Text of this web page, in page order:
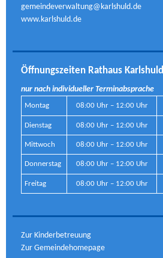
gemeindeverwaltung@karlshuld.de
www.karlshuld.de
Öffnungszeiten Rathaus Karlshuld
nur nach individueller Terminabsprache
Montag 08:00 Uhr – 12:00 Uhr
Dienstag 08:00 Uhr – 12:00 Uhr
Mittwoch 08:00 Uhr – 12:00 Uhr
Donnerstag 08:00 Uhr – 12:00 Uhr
Freitag 08:00 Uhr – 12:00 Uhr
Zur Kinderbetreuung
Zur Gemeindehomepage